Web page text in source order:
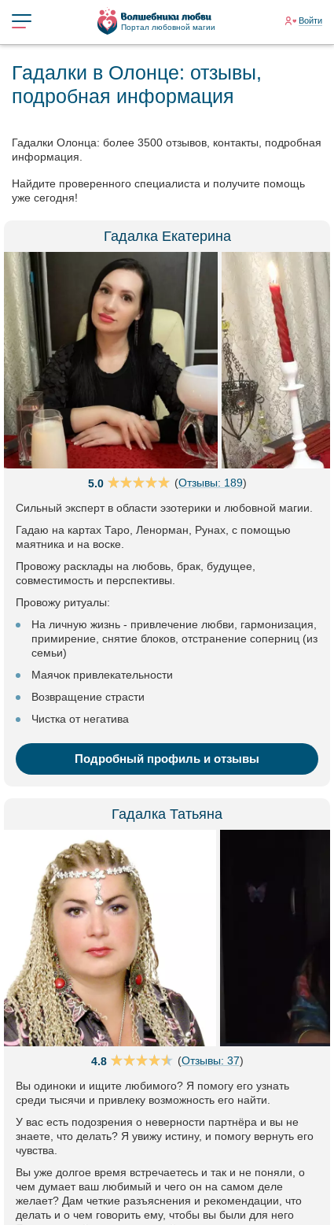
Портал любовной магии
Войти
Гадалки в Олонце: отзывы,
подробная информация
Гадалки Олонца: более 3500 отзывов, контакты, подробная
информация.
Найдите проверенного специалиста и получите помощь
уже сегодня!
Гадалка Екатерина
5.0 (Отзывы: 189)
Сильный эксперт в области эзотерики и любовной магии.
Гадаю на картах Таро, Ленорман, Рунах, с помощью
маятника и на воске.
Провожу расклады на любовь, брак, будущее,
совместимость и перспективы.
Провожу ритуалы:
На личную жизнь - привлечение любви, гармонизация,
примирение, снятие блоков, отстранение соперниц (из
семьи)
Маячок привлекательности
Возвращение страсти
Чистка от негатива
Подробный профиль и отзывы
Гадалка Татьяна
4.8 (Отзывы: 37)
Вы одиноки и ищите любимого? Я помогу его узнать
среди тысячи и привлеку возможность его найти.
У вас есть подозрения о неверности партнёра и вы не
знаете, что делать? Я увижу истину, и помогу вернуть его
чувства.
Вы уже долгое время встречаетесь и так и не поняли, о
чем думает ваш любимый и чего он на самом деле
желает? Дам четкие разъяснения и рекомендации, что
делать и о чем говорить ему, чтобы вы были для него